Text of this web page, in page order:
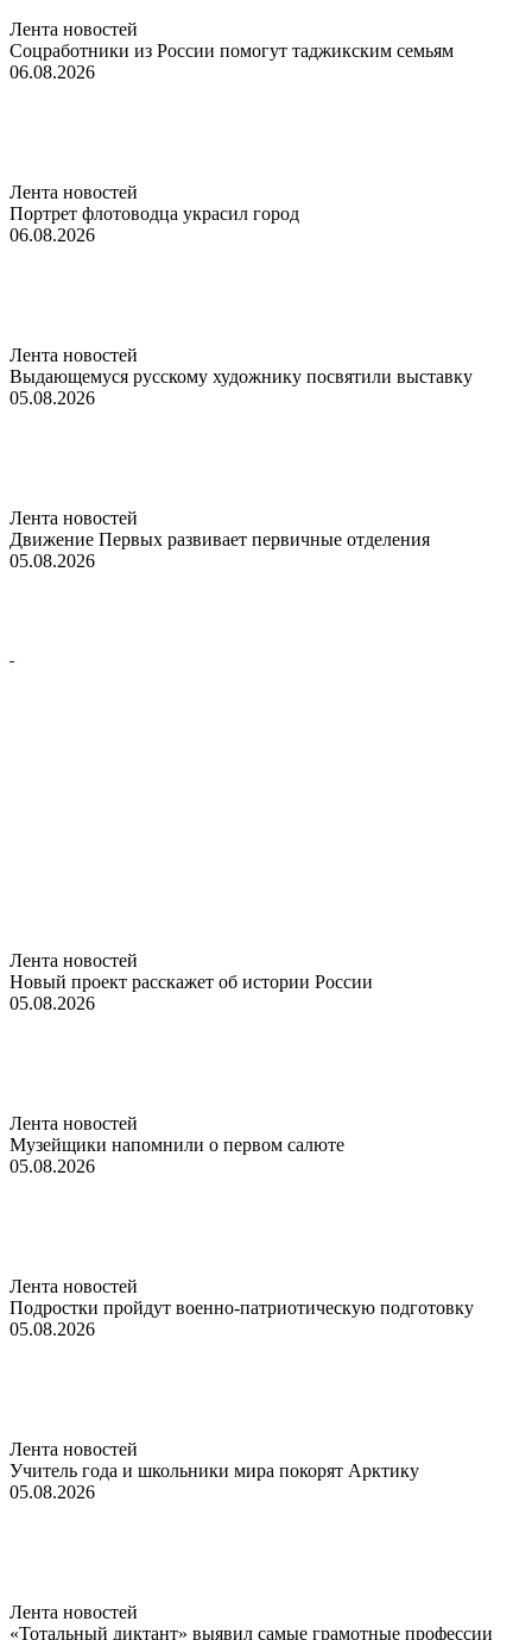
Лента новостей
Соцработники из России помогут таджикским семьям
06.08.2026
Лента новостей
Портрет флотоводца украсил город
06.08.2026
Лента новостей
Выдающемуся русскому художнику посвятили выставку
05.08.2026
Лента новостей
Движение Первых развивает первичные отделения
05.08.2026
Лента новостей
Новый проект расскажет об истории России
05.08.2026
Лента новостей
Музейщики напомнили о первом салюте
05.08.2026
Лента новостей
Подростки пройдут военно-патриотическую подготовку
05.08.2026
Лента новостей
Учитель года и школьники мира покорят Арктику
05.08.2026
Лента новостей
«Тотальный диктант» выявил самые грамотные профессии